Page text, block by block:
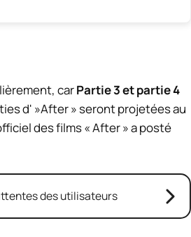
carPartie 3 et partie 4
d' »After » seront projetées au
des films « After » a posté
des utilisateurs